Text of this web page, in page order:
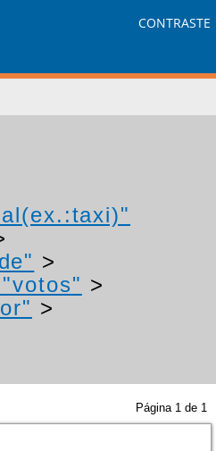
CONTRASTE
>
>
>
Página 1 de 1